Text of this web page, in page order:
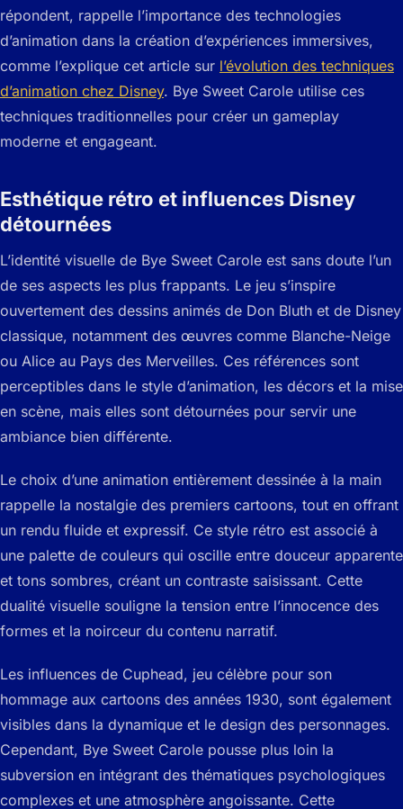
répondent, rappelle l’importance des technologies
d’animation dans la création d’expériences immersives,
comme l’explique cet article sur l’évolution des techniques
d’animation chez Disney. Bye Sweet Carole utilise ces
techniques traditionnelles pour créer un gameplay
moderne et engageant.
Esthétique rétro et influences Disney
détournées
L’identité visuelle de Bye Sweet Carole est sans doute l’un
de ses aspects les plus frappants. Le jeu s’inspire
ouvertement des dessins animés de Don Bluth et de Disney
classique, notamment des œuvres comme Blanche-Neige
ou Alice au Pays des Merveilles. Ces références sont
perceptibles dans le style d’animation, les décors et la mise
en scène, mais elles sont détournées pour servir une
ambiance bien différente.
Le choix d’une animation entièrement dessinée à la main
rappelle la nostalgie des premiers cartoons, tout en offrant
un rendu fluide et expressif. Ce style rétro est associé à
une palette de couleurs qui oscille entre douceur apparente
et tons sombres, créant un contraste saisissant. Cette
dualité visuelle souligne la tension entre l’innocence des
formes et la noirceur du contenu narratif.
Les influences de Cuphead, jeu célèbre pour son
hommage aux cartoons des années 1930, sont également
visibles dans la dynamique et le design des personnages.
Cependant, Bye Sweet Carole pousse plus loin la
subversion en intégrant des thématiques psychologiques
complexes et une atmosphère angoissante. Cette